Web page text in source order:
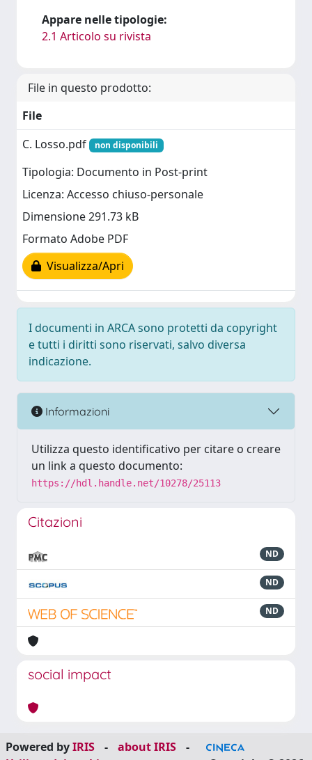
Appare nelle tipologie:
2.1 Articolo su rivista
File in questo prodotto:
File
C. Losso.pdf
non disponibili
Tipologia: Documento in Post-print
Licenza: Accesso chiuso-personale
Dimensione 291.73 kB
Formato Adobe PDF
Visualizza/Apri
I documenti in ARCA sono protetti da copyright
e tutti i diritti sono riservati, salvo diversa
indicazione.
Informazioni
Utilizza questo identificativo per citare o creare
un link a questo documento:
https://hdl.handle.net/10278/25113
Citazioni
ND
ND
ND
social impact
Powered byIRIS - about IRIS
-